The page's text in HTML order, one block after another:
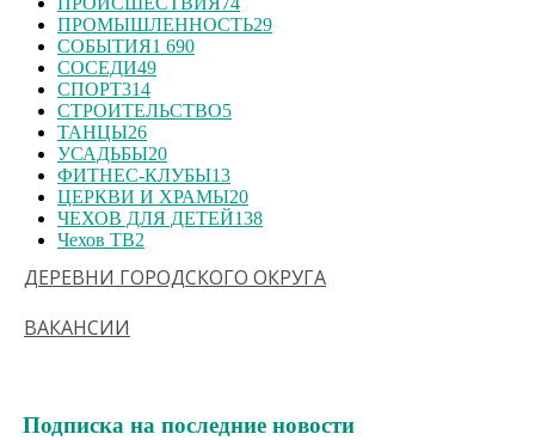
ПРОМЫШЛЕННОСТЬ29
СОБЫТИЯ1 690
СОСЕДИ49
СПОРТ314
СТРОИТЕЛЬСТВО5
ТАНЦЫ26
УСАДЬБЫ20
ФИТНЕС-КЛУБЫ13
ЦЕРКВИ И ХРАМЫ20
ЧЕХОВ ДЛЯ ДЕТЕЙ138
Чехов ТВ2
ДЕРЕВНИ ГОРОДСКОГО ОКРУГА
ВАКАНСИИ
Подписка на последние новости